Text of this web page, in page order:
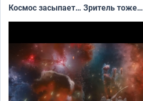
Космос засыпает… Зритель тоже…